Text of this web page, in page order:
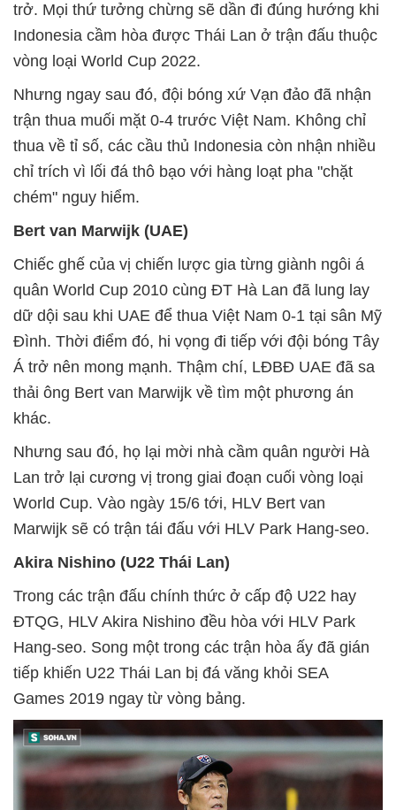
trở. Mọi thứ tưởng chừng sẽ dần đi đúng hướng khi
Indonesia cầm hòa được Thái Lan ở trận đấu thuộc
vòng loại World Cup 2022.
Nhưng ngay sau đó, đội bóng xứ Vạn đảo đã nhận
trận thua muối mặt 0-4 trước Việt Nam. Không chỉ
thua về tỉ số, các cầu thủ Indonesia còn nhận nhiều
chỉ trích vì lối đá thô bạo với hàng loạt pha "chặt
chém" nguy hiểm.
Bert van Marwijk (UAE)
Chiếc ghế của vị chiến lược gia từng giành ngôi á
quân World Cup 2010 cùng ĐT Hà Lan đã lung lay
dữ dội sau khi UAE để thua Việt Nam 0-1 tại sân Mỹ
Đình. Thời điểm đó, hi vọng đi tiếp với đội bóng Tây
Á trở nên mong mạnh. Thậm chí, LĐBĐ UAE đã sa
thải ông Bert van Marwijk về tìm một phương án
khác.
Nhưng sau đó, họ lại mời nhà cầm quân người Hà
Lan trở lại cương vị trong giai đoạn cuối vòng loại
World Cup. Vào ngày 15/6 tới, HLV Bert van
Marwijk sẽ có trận tái đấu với HLV Park Hang-seo.
Akira Nishino (U22 Thái Lan)
Trong các trận đấu chính thức ở cấp độ U22 hay
ĐTQG, HLV Akira Nishino đều hòa với HLV Park
Hang-seo. Song một trong các trận hòa ấy đã gián
tiếp khiến U22 Thái Lan bị đá văng khỏi SEA
Games 2019 ngay từ vòng bảng.